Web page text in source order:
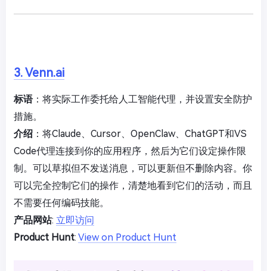
3. Venn.ai
标语：将实际工作委托给人工智能代理，并设置安全防护
措施。
介绍 ：将Claude、Cursor、OpenClaw、ChatGPT和VS
Code代理连接到你的应用程序，然后为它们设定操作限
制。可以草拟但不发送消息，可以更新但不删除内容。你
可以完全控制它们的操作，清楚地看到它们的活动，而且
不需要任何编码技能。
产品网站: 立即访问
Product Hunt: View on Product Hunt